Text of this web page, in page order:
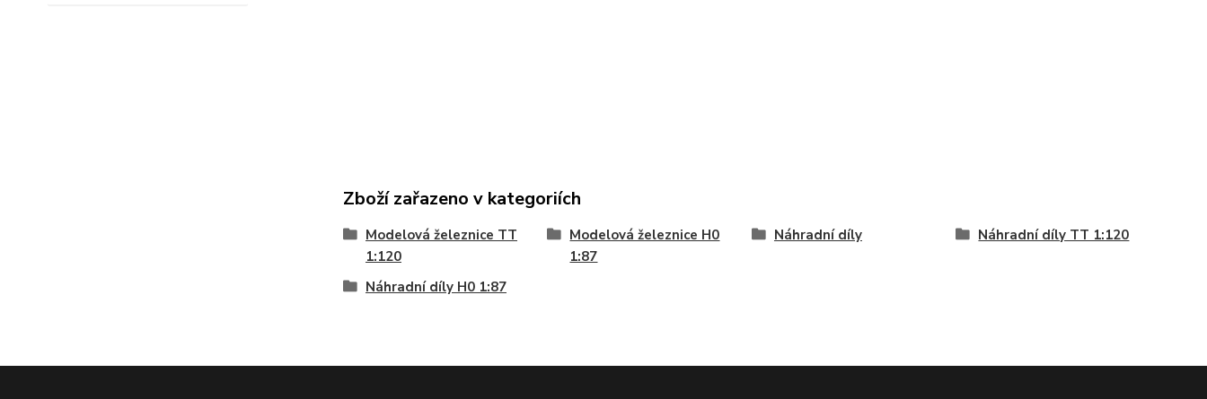
Zboží zařazeno v kategoriích
Modelová železnice TT
1:120
Modelová železnice H0
1:87
Náhradní díly Náhradní díly TT 1:120
Náhradní díly H0 1:87